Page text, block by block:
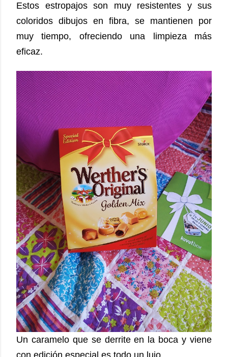
Estos estropajos son muy resistentes y sus
coloridos dibujos en fibra, se mantienen por
muy tiempo, ofreciendo una limpieza más
eficaz.
Un caramelo que se derrite en la boca y viene
con edición especial es todo un lujo.